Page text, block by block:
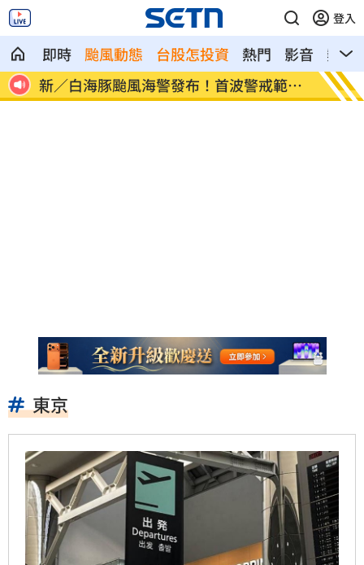
登入
即時 颱風動態 台股怎投資 熱門 影音
熱搜
圍
盤後／台股跌破3日均線 資金遁入4族群 交談7
東京